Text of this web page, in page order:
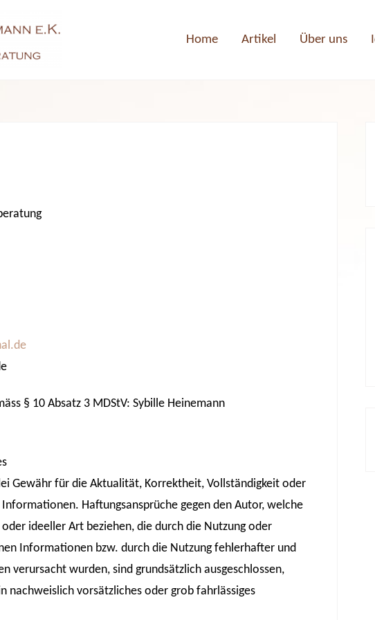
Home Artikel Über uns
§ 10 Absatz 3 MDStV: Sybille Heinemann
Gewähr für die Aktualität, Korrektheit, Vollständigkeit oder
Haftungsansprüche gegen den Autor, welche
ideeller Art beziehen, die durch die Nutzung oder
Informationen bzw. durch die Nutzung fehlerhafter und
verursacht wurden, sind grundsätzlich ausgeschlossen,
nachweislich vorsätzliches oder grob fahrlässiges